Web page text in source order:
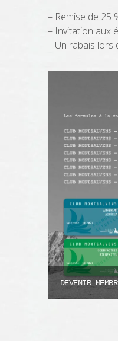
– Remise de 25
– Invitation aux
– Un rabais lors